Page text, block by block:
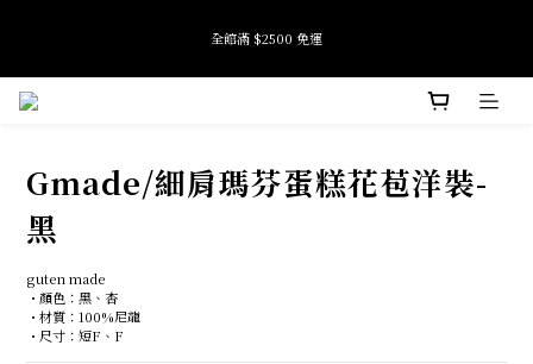
全館滿 $2500 免運
Tide if softness 夏日快閃店 pop-up event即將結束
3
2
4
3
:
1
0
8
7
:
5
4
7
1
0
7
1
0
5
4
SEE MORE
Gmade/細肩瑪芬蛋糕花苞洋裝-
黑
guten made
・顏色：黑、杏
・材質：100%尼龍
・尺寸：短F、F